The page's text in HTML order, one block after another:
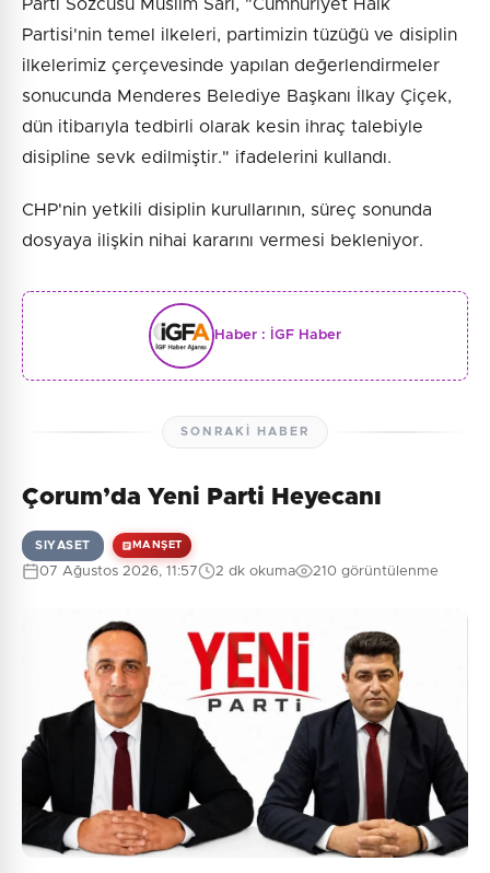
Parti Sözcüsü Müslim Sarı, "Cumhuriyet Halk
Partisi'nin temel ilkeleri, partimizin tüzüğü ve disiplin
ilkelerimiz çerçevesinde yapılan değerlendirmeler
sonucunda Menderes Belediye Başkanı İlkay Çiçek,
dün itibarıyla tedbirli olarak kesin ihraç talebiyle
disipline sevk edilmiştir." ifadelerini kullandı.
CHP'nin yetkili disiplin kurullarının, süreç sonunda
dosyaya ilişkin nihai kararını vermesi bekleniyor.
Haber : İGF Haber
SONRAKI HABER
Çorum’da Yeni Parti Heyecanı
SIYASET MANŞET
07 Ağustos 2026, 11:57 2 dk okuma 210 görüntülenme